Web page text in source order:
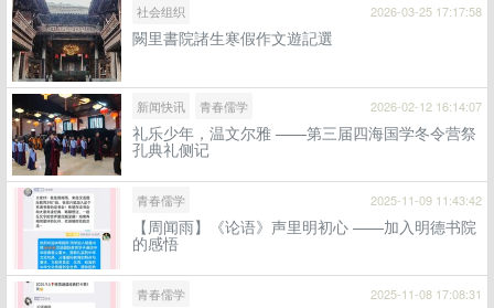
社会组织 2026-03-25 17:17:58
闕里書院諸生寒假作文遊記選
新闻快讯 青春儒学 2026-02-12 16:14:07
礼乐少年，温文尔雅 ——第三届四海国学冬令营祭
孔典礼侧记
青春儒学 2025-11-09 11:43:42
【周闻雨】《论语》声里明初心 ——加入明德书院
的感悟
青春儒学 2025-11-08 17:08:31